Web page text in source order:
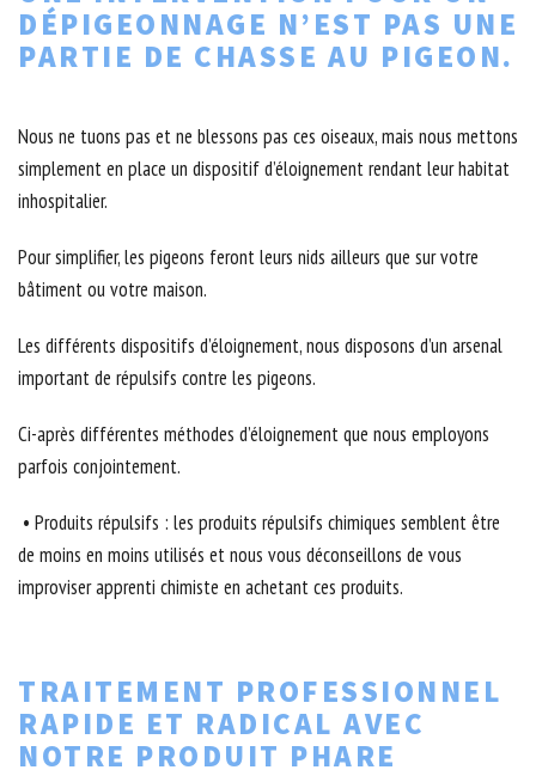
DÉPIGEONNAGE N’EST PAS UNE
PARTIE DE CHASSE AU PIGEON.
Nous ne tuons pas et ne blessons pas ces oiseaux, mais nous mettons
simplement en place un dispositif d’éloignement rendant leur habitat
inhospitalier.
Pour simplifier, les pigeons feront leurs nids ailleurs que sur votre
bâtiment ou votre maison.
Les différents dispositifs d’éloignement, nous disposons d’un arsenal
important de répulsifs contre les pigeons.
Ci-après différentes méthodes d’éloignement que nous employons
parfois conjointement.
• Produits répulsifs : les produits répulsifs chimiques semblent être
de moins en moins utilisés et nous vous déconseillons de vous
improviser apprenti chimiste en achetant ces produits.
TRAITEMENT PROFESSIONNEL
RAPIDE ET RADICAL AVEC
NOTRE PRODUIT PHARE